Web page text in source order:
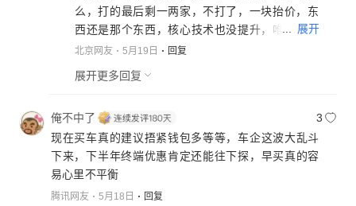
么，打的最后剩一两家，不打了，一块抬价，东
西还是那个东西，核心技术也没提升，唯一提升
的就是价钱。我买东西不挑牌子，我只买我能力
销的，东西肯定好不到哪去，钱都用来营销了，
... 展开
北京网友 5月19日 回复
展开更多回复
俺不中了
3
现在买车真的建议捂紧钱包多等等，车企这波大乱斗
下来，下半年终端优惠肯定还能往下探，早买真的容
易心里不平衡
腾讯网友 5月18日 回复